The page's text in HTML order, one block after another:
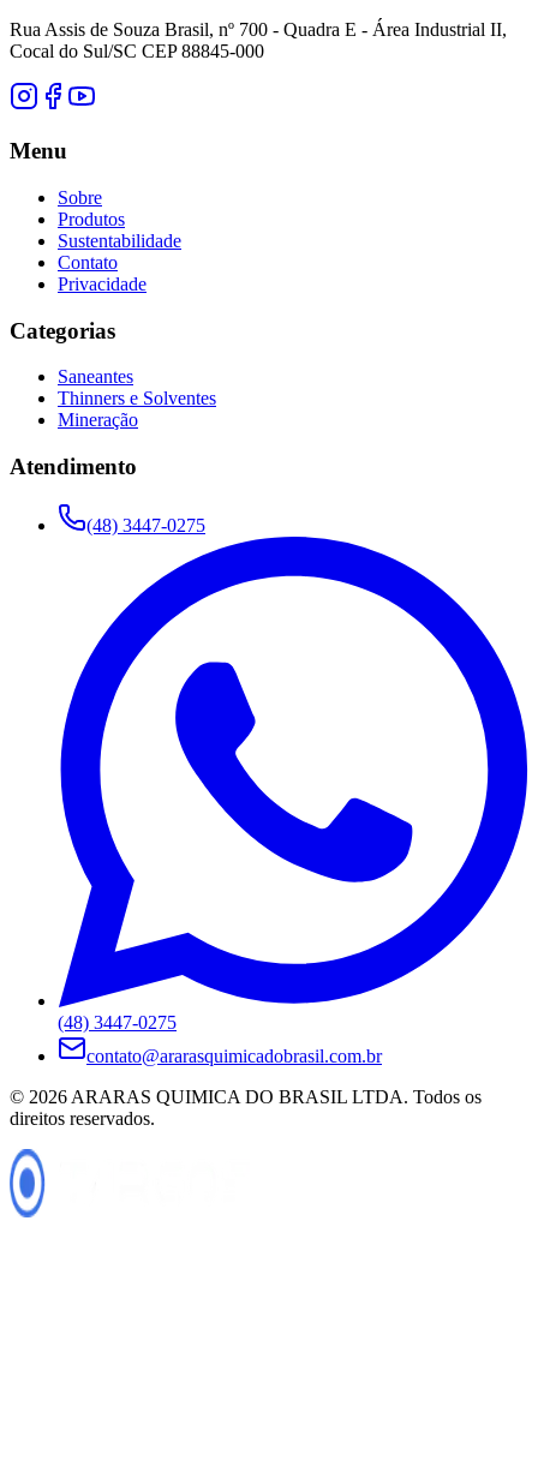
Rua Assis de Souza Brasil, nº 700 - Quadra E - Área Industrial II,
Cocal do Sul/SC CEP 88845-000
Menu
Sobre
Produtos
Sustentabilidade
Contato
Privacidade
Categorias
Saneantes
Thinners e Solventes
Mineração
Atendimento
(48) 3447-0275
(48) 3447-0275
contato@ararasquimicadobrasil.com.br
© 2026 ARARAS QUIMICA DO BRASIL LTDA. Todos os
direitos reservados.